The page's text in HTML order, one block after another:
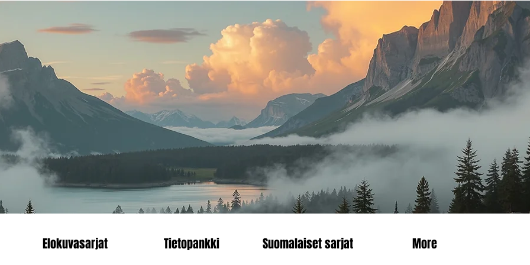
Heading 1
Elokuvasarjat Tietopankki Suomalaiset sarjat More